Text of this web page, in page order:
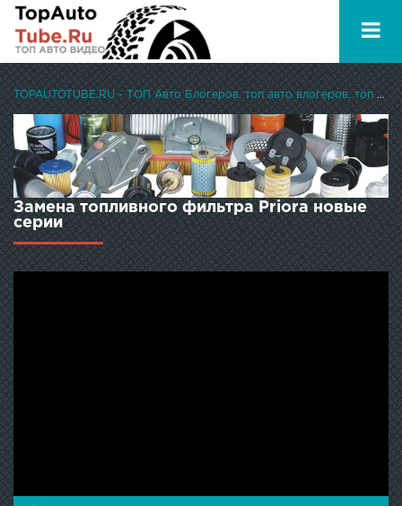
TOPAUTOTUBE.RU - ТОП Авто Блогеров, топ авто влогеров, топ авто ютуберов
Замена топливного фильтра Priora новые
серии